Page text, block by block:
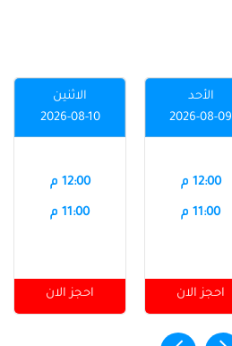
الأحد
2026-08-09
12:00 م
11:00 م
احجز الان
الاثنين
2026-08-10
12:00 م
11:00 م
احجز الان